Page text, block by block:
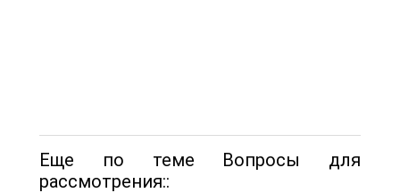
Еще по теме Вопросы для
рассмотрения::